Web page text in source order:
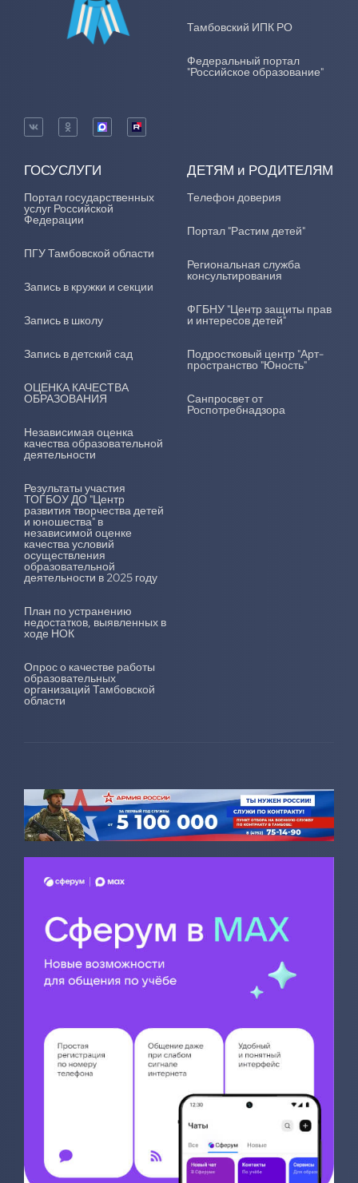
Тамбовский ИПК РО
Федеральный портал
"Российское образование"
ГОСУСЛУГИ
Портал государственных
услуг Российской
Федерации
ПГУ Тамбовской области
Запись в кружки и секции
Запись в школу
Запись в детский сад
ОЦЕНКА КАЧЕСТВА
ОБРАЗОВАНИЯ
Независимая оценка
качества образовательной
деятельности
Результаты участия
ТОГБОУ ДО "Центр
развития творчества детей
и юношества" в
независимой оценке
качества условий
осуществления
образовательной
деятельности в 2025 году
План по устранению
недостатков, выявленных в
ходе НОК
Опрос о качестве работы
образовательных
организаций Тамбовской
области
ДЕТЯМ и РОДИТЕЛЯМ
Телефон доверия
Портал "Растим детей"
Региональная служба
консультирования
ФГБНУ "Центр защиты прав
и интересов детей"
Подростковый центр "Арт-
пространство "Юность"
Санпросвет от
Роспотребнадзора